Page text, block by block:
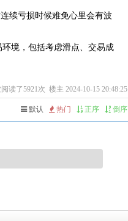
续亏损时候难免心里会有波
境，包括考虑滑点、交易成
读了5921次 楼主 2024-10-15 20:48:25
默认 热门 正序 倒序